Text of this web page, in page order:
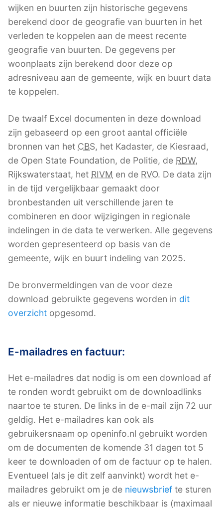
wijken en buurten zijn historische gegevens
berekend door de geografie van buurten in het
verleden te koppelen aan de meest recente
geografie van buurten. De gegevens per
woonplaats zijn berekend door deze op
adresniveau aan de gemeente, wijk en buurt data
te koppelen.
De twaalf Excel documenten in deze download
zijn gebaseerd op een groot aantal officiële
bronnen van het CBS, het Kadaster, de Kiesraad,
de Open State Foundation, de Politie, de RDW,
Rijkswaterstaat, het RIVM en de RVO. De data zijn
in de tijd vergelijkbaar gemaakt door
bronbestanden uit verschillende jaren te
combineren en door wijzigingen in regionale
indelingen in de data te verwerken. Alle gegevens
worden gepresenteerd op basis van de
gemeente, wijk en buurt indeling van 2025.
De bronvermeldingen van de voor deze
download gebruikte gegevens worden in dit
overzicht opgesomd.
E-mailadres en factuur:
Het e-mailadres dat nodig is om een download af
te ronden wordt gebruikt om de downloadlinks
naartoe te sturen. De links in de e-mail zijn 72 uur
geldig. Het e-mailadres kan ook als
gebruikersnaam op openinfo.nl gebruikt worden
om de documenten de komende 31 dagen tot 5
keer te downloaden of om de factuur op te halen.
Eventueel (als je dit zelf aanvinkt) wordt het e-
mailadres gebruikt om je de nieuwsbrief te sturen
als er nieuwe informatie beschikbaar is (maximaal